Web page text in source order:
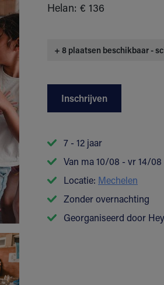
Helan: € 136
+ 8 plaatsen beschikbaar -
Inschrijven
7 - 12 jaar
Van ma 10/08 - vr 14/08
Locatie: Mechelen
Zonder overnachting
Georganiseerd door